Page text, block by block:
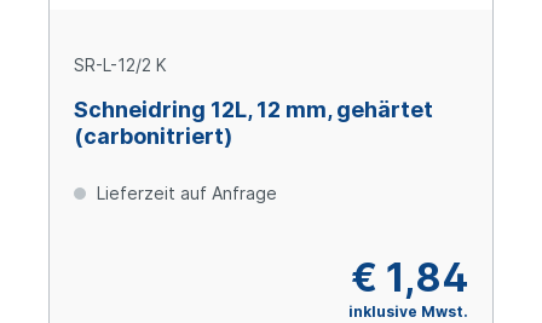
SR-L-12/2 K
Schneidring 12L, 12 mm, gehärtet
(carbonitriert)
Lieferzeit auf Anfrage
€ 1,84
inklusive Mwst.